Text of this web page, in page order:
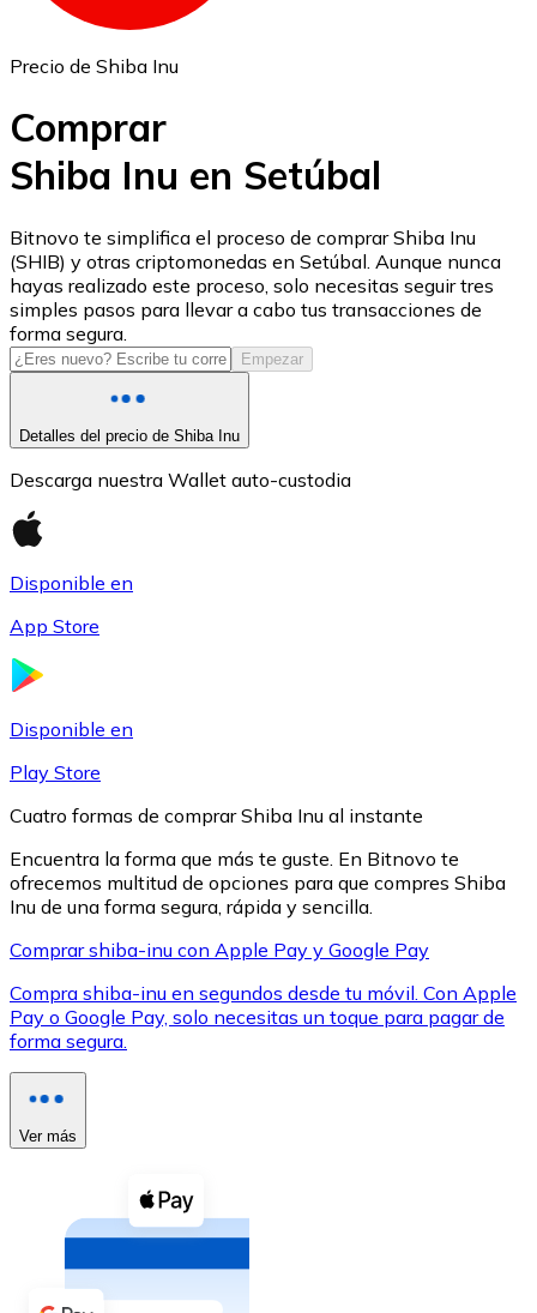
USD Coin
USDC
Litecoin
LTC
Ver todo
Compra criptomonedas con efectivo en tu tienda más
Comprar con efectivo
Transferencia SEPA
Añade fondos a tu cuenta Bitnovo o realiza compras
Precio de Shiba Inu
Comprar
Shiba Inu en Setúbal
Bitnovo te simplifica el proceso de comprar Shiba Inu
(SHIB) y otras criptomonedas en Setúbal. Aunque nunca
hayas realizado este proceso, solo necesitas seguir tres
simples pasos para llevar a cabo tus transacciones de
forma segura.
Empezar
Detalles del precio de Shiba Inu
Descarga nuestra Wallet auto-custodia
Disponible en
App Store
Disponible en
Play Store
Cuatro formas de comprar Shiba Inu al instante
Encuentra la forma que más te guste. En Bitnovo te
ofrecemos multitud de opciones para que compres Shiba
Inu de una forma segura, rápida y sencilla.
Comprar shiba-inu con Apple Pay y Google Pay
Compra shiba-inu en segundos desde tu móvil. Con Apple
Pay o Google Pay, solo necesitas un toque para pagar de
forma segura.
Ver más